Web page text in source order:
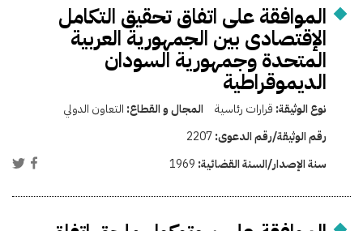
الموافقة على اتفاق تحقيق التكامل
الإقتصادى بين الجمهورية العربية
المتحدة وجمهورية السودان
الديموقراطية
نوع الوثيقة: قرارات رئاسية المجال و القطاع: التعاون الدولي
رقم الوثيقة/رقم الدعوى:2207
سنة الإصدار/السنة القضائية: 1969